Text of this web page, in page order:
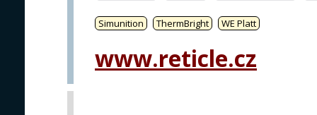
Simunition ThermBright WE Platt
www.reticle.cz